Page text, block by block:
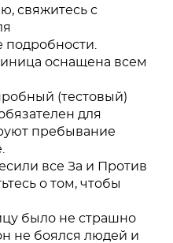
свяжитесь с
подробности.
оснащена всем
(тестовый)
для
пребывание
все За и Против
о том, чтобы
было не страшно
не боялся людей и